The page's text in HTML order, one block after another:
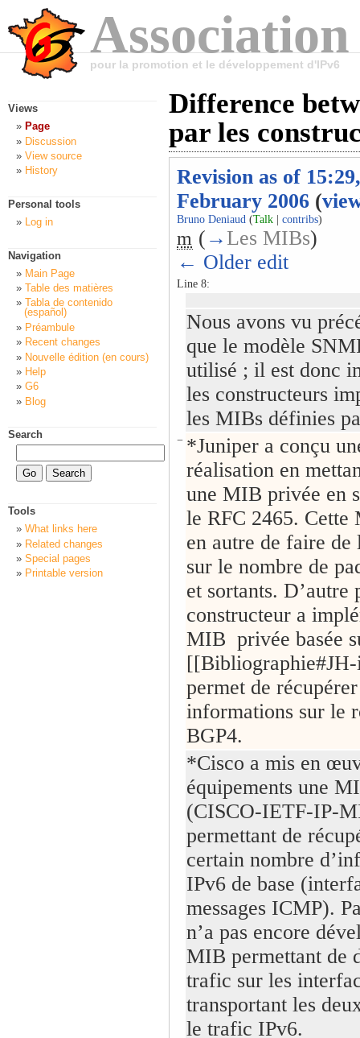
pour la promotion et le développement d'IPv6
Difference
par les
Revision as of
February 2006 (
Bruno Deniaud (Talk contribs)
m ( → Les MIBs)
← Older edit
Line 8:
Nous avons vu
que le modèle
utilisé ; il est donc
les constructeurs
les MIBs définies
− *Juniper a conçu
réalisation en
une MIB privée en
le RFC 2465. Cette
en autre de faire
sur le nombre de
et sortants. D’autre
constructeur a
MIB privée basée
permet de
informations sur le
BGP4.
*Cisco a mis en
équipements une
(CISCO-IETF-IP-
permettant de
certain nombre
IPv6 de base
messages ICMP).
n’a pas encore
MIB permettant de
trafic sur les
transportant les
le trafic IPv6.
Views
Page
Discussion
View source
History
Personal tools
Log in
Navigation
Main Page
Table des matières
Tabla de contenido
(español)
Préambule
Recent changes
Nouvelle édition (en cours)
Help
G6
Blog
Search
Tools
What links here
Related changes
Special pages
Printable version